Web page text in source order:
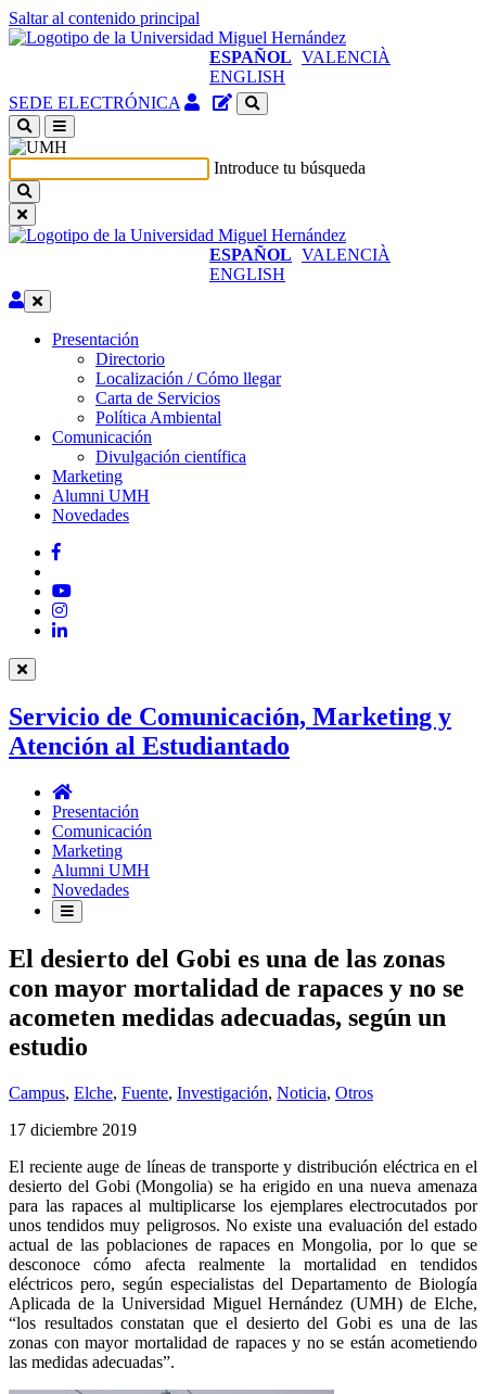
Saltar al contenido principal
ESPAÑOL VALENCIÀ
ENGLISH
SEDE ELECTRÓNICA Acceso
identificado
en
ventana
Gestor
del
sitio
Introduce tu búsqueda
ESPAÑOL VALENCIÀ
ENGLISH
Editar
Presentación
Presentación
Directorio
Localización / Cómo llegar
Carta de Servicios
Política Ambiental
Comunicación
Comunicación
Divulgación científica
Marketing
Alumni UMH
Novedades
Facebook
YouTube
Instagram
LinkedIn
Servicio de Comunicación, Marketing y
Atención al Estudiantado
Servicio
de
Comunicación,
Marketing
y
Atención
al
Estudiantado
Presentación
Comunicación
Marketing
Alumni UMH
Novedades
El desierto del Gobi es una de las zonas
con mayor mortalidad de rapaces y no se
acometen medidas adecuadas, según un
estudio
Campus, Elche, Fuente, Investigación, Noticia, Otros
17 diciembre 2019
El reciente auge de líneas de transporte y distribución eléctrica en el
desierto del Gobi (Mongolia) se ha erigido en una nueva amenaza
para las rapaces al multiplicarse los ejemplares electrocutados por
unos tendidos muy peligrosos. No existe una evaluación del estado
actual de las poblaciones de rapaces en Mongolia, por lo que se
desconoce cómo afecta realmente la mortalidad en tendidos
eléctricos pero, según especialistas del Departamento de Biología
Aplicada de la Universidad Miguel Hernández (UMH) de Elche,
“los resultados constatan que el desierto del Gobi es una de las
zonas con mayor mortalidad de rapaces y no se están acometiendo
las medidas adecuadas”.